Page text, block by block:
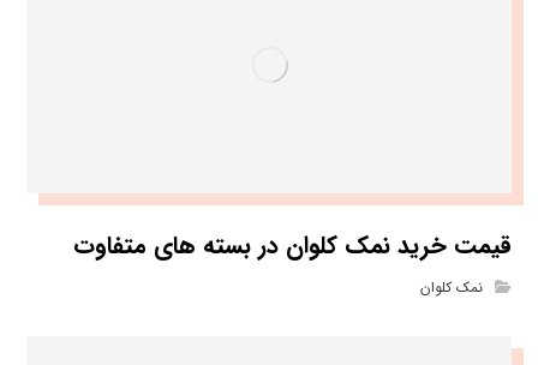
قیمت خرید نمک کلوان در بسته های متفاوت
نمک کلوان